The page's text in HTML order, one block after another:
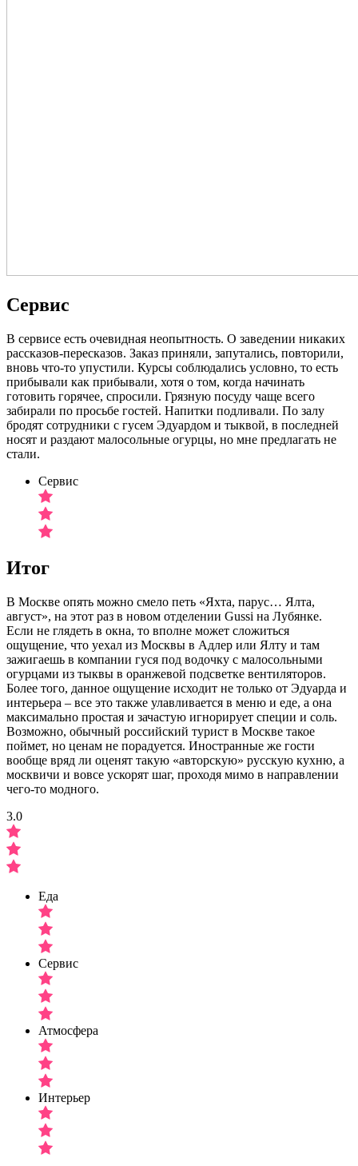
Сервис
В сервисе есть очевидная неопытность. О заведении никаких
рассказов-пересказов. Заказ приняли, запутались, повторили,
вновь что-то упустили. Курсы соблюдались условно, то есть
прибывали как прибывали, хотя о том, когда начинать
готовить горячее, спросили. Грязную посуду чаще всего
забирали по просьбе гостей. Напитки подливали. По залу
бродят сотрудники с гусем Эдуардом и тыквой, в последней
носят и раздают малосольные огурцы, но мне предлагать не
стали.
Сервис
Итог
В Москве опять можно смело петь «Яхта, парус… Ялта,
август», на этот раз в новом отделении Gussi на Лубянке.
Если не глядеть в окна, то вполне может сложиться
ощущение, что уехал из Москвы в Адлер или Ялту и там
зажигаешь в компании гуся под водочку с малосольными
огурцами из тыквы в оранжевой подсветке вентиляторов.
Более того, данное ощущение исходит не только от Эдуарда и
интерьера – все это также улавливается в меню и еде, а она
максимально простая и зачастую игнорирует специи и соль.
Возможно, обычный российский турист в Москве такое
поймет, но ценам не порадуется. Иностранные же гости
вообще вряд ли оценят такую «авторскую» русскую кухню, а
москвичи и вовсе ускорят шаг, проходя мимо в направлении
чего-то модного.
3.0
Еда
Сервис
Атмосфера
Интерьер